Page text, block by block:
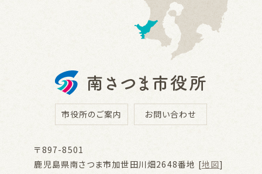
市役所のご案内 お問い合わせ
〒897-8501
鹿児島県南さつま市加世田川畑2648番地 [地図]